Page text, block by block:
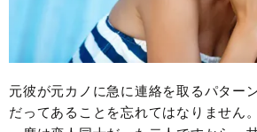
元彼が元カノに急に連絡を取るパター
だってあることを忘れてはなりません。